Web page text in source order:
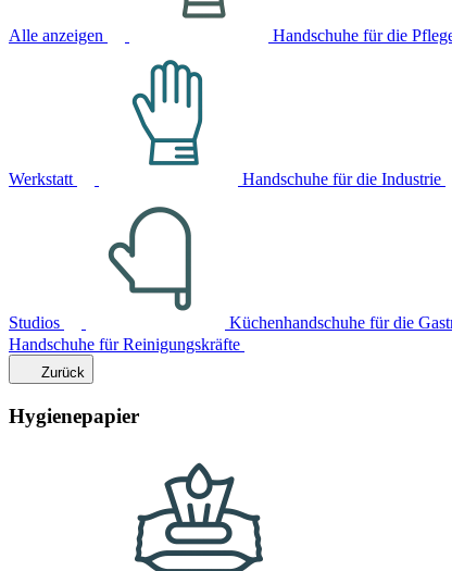
Alle anzeigen Handschuhe für die
Werkstatt Handschuhe für die Industrie
Studios Küchenhandschuhe für die
Handschuhe für Reinigungskräfte
Zurück
Hygienepapier